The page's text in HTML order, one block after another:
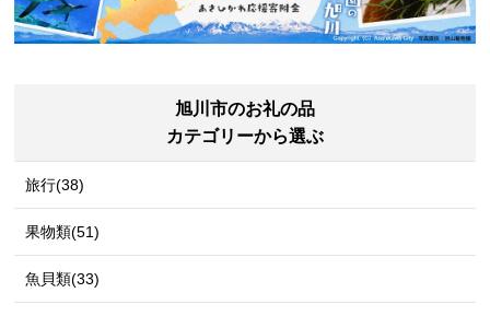
旭川市のお礼の品
カテゴリーから選ぶ
旅行(38)
果物類(51)
魚貝類(33)